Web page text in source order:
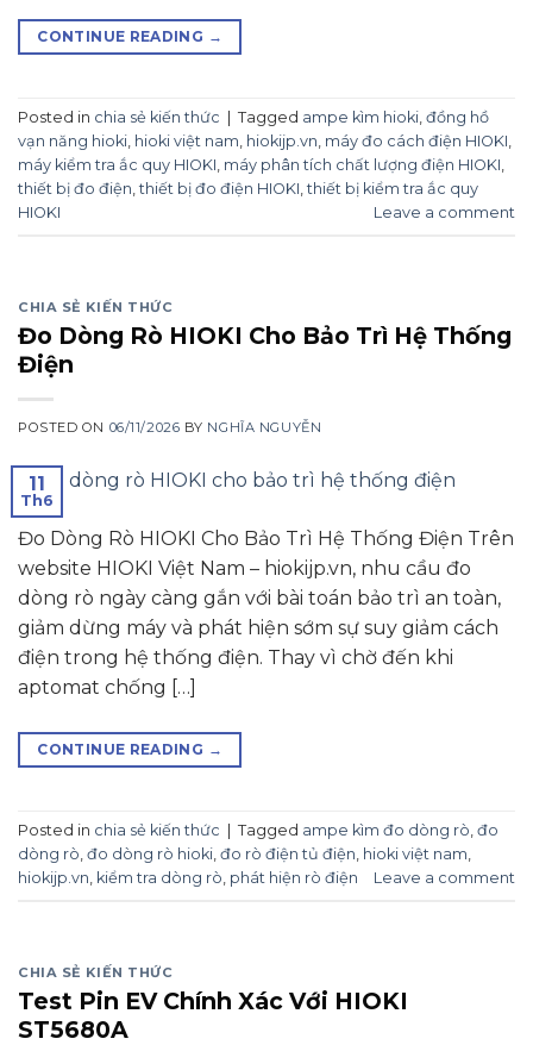
CONTINUE READING →
Posted in chia sẻ kiến thức Tagged ampe kìm hioki, đồng hồ
vạn năng hioki, hioki việt nam, hiokijp.vn, máy đo cách điện HIOKI,
máy kiểm tra ắc quy HIOKI, máy phân tích chất lượng điện HIOKI,
thiết bị đo điện,thiết bị đo điện HIOKI,thiết bị kiểm tra ắc quy
HIOKI
Leave a comment
CHIA SẺ KIẾN THỨC
Đo Dòng Rò HIOKI Cho Bảo Trì Hệ Thống
Điện
POSTED ON 06/11/2026 BY NGHĨA NGUYỄN
11
Th6
Đo Dòng Rò HIOKI Cho Bảo Trì Hệ Thống Điện Trên
website HIOKI Việt Nam – hiokijp.vn, nhu cầu đo
dòng rò ngày càng gắn với bài toán bảo trì an toàn,
giảm dừng máy và phát hiện sớm sự suy giảm cách
điện trong hệ thống điện. Thay vì chờ đến khi
aptomat chống […]
CONTINUE READING →
Posted in chia sẻ kiến thức Tagged ampe kìm đo dòng rò, đo
dòng rò, đo dòng rò hioki, đo rò điện tủ điện, hioki việt nam,
hiokijp.vn, kiểm tra dòng rò, phát hiện rò điện Leave a comment
CHIA SẺ KIẾN THỨC
Test Pin EV Chính Xác Với HIOKI
ST5680A